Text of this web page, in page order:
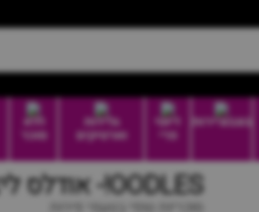
בונבוניירות
דיוטי
פרי
גלידות
וארטיקים
ללא
סוכר
OODLES!- אודלס ליצן
סוכריות טופי בטעמי פירות